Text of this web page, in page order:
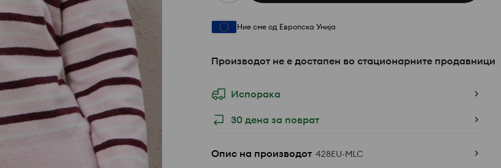
Ние сме од Европска Унија
Производот не е достапен во стационарните продавници
Испорака
30 дена за поврат
Опис на производот 428EU-MLC